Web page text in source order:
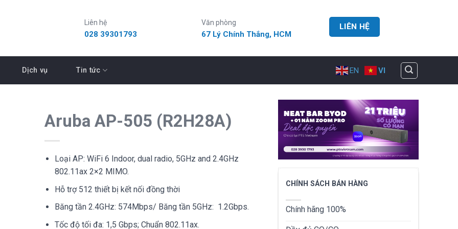
Liên hệ
028 39301793
Văn phòng
67 Lý Chính Thắng, HCM
LIÊN HỆ
Dịch vụ Tin tức EN VI
Aruba AP-505 (R2H28A)
Loại AP: WiFi 6 Indoor, dual radio, 5GHz and 2.4GHz
802.11ax 2×2 MIMO.
Hỗ trợ 512 thiết bị kết nối đồng thời
Băng tần 2.4GHz: 574Mbps/ Băng tần 5GHz: 1.2Gbps.
Tốc độ tối đa: 1,5 Gbps; Chuẩn 802.11ax.
CHÍNH SÁCH BÁN HÀNG
Chính hãng 100%